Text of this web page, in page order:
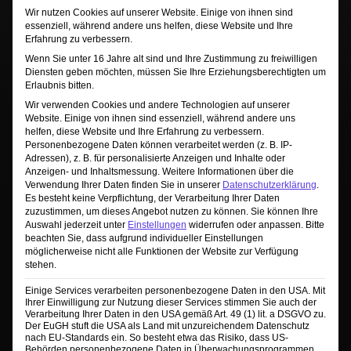
Sie sehen gerade einen Platzhalterinhalt von
zuzugreifen, klicken Sie auf die Schaltfläche unten.
Bitte beachten Sie, dass dabei Daten an Drittanbieter
Mehr Informationen
Inhalt entsperren
Erforderlichen Service akzeptieren und
Inhalte entsperren
Wir nutzen Cookies auf unserer Website. Einige von ihnen sind
essenziell, während andere uns helfen, diese Website und Ihre
Erfahrung zu verbessern.
Wenn Sie unter 16 Jahre alt sind und Ihre Zustimmung zu freiwilligen
Diensten geben möchten, müssen Sie Ihre Erziehungsberechtigten um
Erlaubnis bitten.
Wir verwenden Cookies und andere Technologien auf unserer
Website. Einige von ihnen sind essenziell, während andere uns
helfen, diese Website und Ihre Erfahrung zu verbessern.
Personenbezogene Daten können verarbeitet werden (z. B. IP-
Adressen), z. B. für personalisierte Anzeigen und Inhalte oder
Anzeigen- und Inhaltsmessung. Weitere Informationen über die
Verwendung Ihrer Daten finden Sie in unserer Datenschutzerklärung.
Es besteht keine Verpflichtung, der Verarbeitung Ihrer Daten
zuzustimmen, um dieses Angebot nutzen zu können. Sie können Ihre
Auswahl jederzeit unter Einstellungen widerrufen oder anpassen. Bitte
beachten Sie, dass aufgrund individueller Einstellungen
möglicherweise nicht alle Funktionen der Website zur Verfügung
stehen.
Einige Services verarbeiten personenbezogene Daten in den USA. Mit
Ihrer Einwilligung zur Nutzung dieser Services stimmen Sie auch der
Verarbeitung Ihrer Daten in den USA gemäß Art. 49 (1) lit. a DSGVO zu.
Der EuGH stuft die USA als Land mit unzureichendem Datenschutz
nach EU-Standards ein. So besteht etwa das Risiko, dass US-